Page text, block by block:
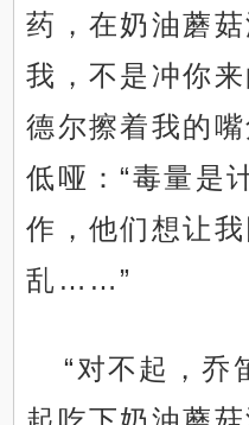
药，在奶油蘑
我，不是冲你
德尔擦着我的
低哑：“毒量是
作，他们想让
乱……”
“对不起，乔